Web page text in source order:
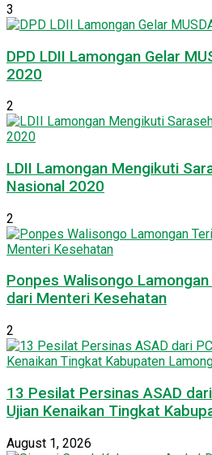
3
DPD LDII Lamongan Gelar
2020
2
LDII Lamongan Mengikuti
Nasional 2020
2
Ponpes Walisongo
dari Menteri Kesehatan
2
13 Pesilat Persinas ASAD
Ujian Kenaikan Tingkat
August 1, 2026